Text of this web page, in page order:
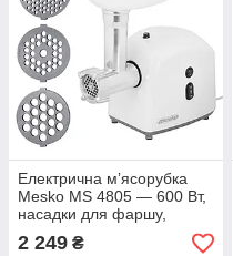
Електрична мʼясорубка
Mesko MS 4805 — 600 Вт,
насадки для фаршу,
шинкування і ковбас
2 249 ₴